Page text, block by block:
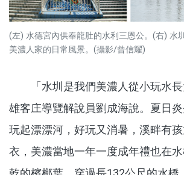
(左) 水德宮內供奉龍肚的水利三恩公。(右) 水
美濃人家的日常風景。(攝影/曾信耀)
「水圳是我們美濃人從小玩水長
雄客庄導覽解說員劉成海說。夏日
玩起漂漂河，好玩又消暑，溪畔有
衣，美濃當地一年一度成年禮也在